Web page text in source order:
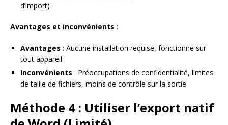
d’import)
Avantages et inconvénients :
Avantages : Aucune installation requise, fonctionne sur
tout appareil
Inconvénients : Préoccupations de confidentialité, limites
de taille de fichiers, moins de contrôle sur la sortie
Méthode 4 : Utiliser l’export natif